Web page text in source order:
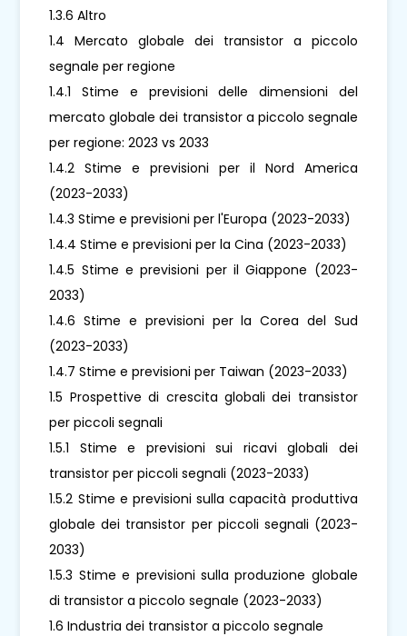
1.3.6 Altro
1.4 Mercato globale dei transistor a piccolo
segnale per regione
1.4.1 Stime e previsioni delle dimensioni del
mercato globale dei transistor a piccolo segnale
per regione: 2023 vs 2033
1.4.2 Stime e previsioni per il Nord America
(2023-2033)
1.4.3 Stime e previsioni per l'Europa (2023-2033)
1.4.4 Stime e previsioni per la Cina (2023-2033)
1.4.5 Stime e previsioni per il Giappone (2023-
2033)
1.4.6 Stime e previsioni per la Corea del Sud
(2023-2033)
1.4.7 Stime e previsioni per Taiwan (2023-2033)
1.5 Prospettive di crescita globali dei transistor
per piccoli segnali
1.5.1 Stime e previsioni sui ricavi globali dei
transistor per piccoli segnali (2023-2033)
1.5.2 Stime e previsioni sulla capacità produttiva
globale dei transistor per piccoli segnali (2023-
2033)
1.5.3 Stime e previsioni sulla produzione globale
di transistor a piccolo segnale (2023-2033)
1.6 Industria dei transistor a piccolo segnale